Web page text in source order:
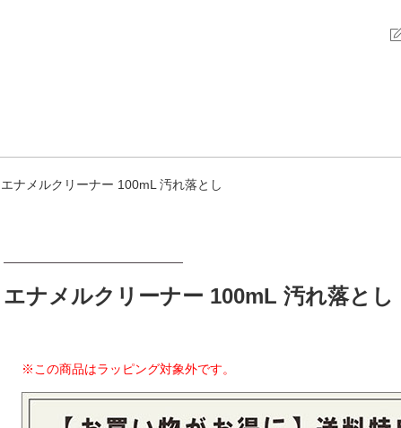
エナメルクリーナー 100mL 汚れ落とし
エナメルクリーナー 100mL 汚れ落とし
※この商品はラッピング対象外です。